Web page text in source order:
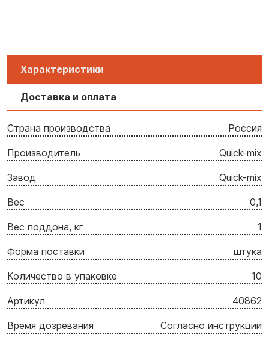
Характеристики
Доставка и оплата
Страна производства Россия
Производитель Quick-mix
Завод Quick-mix
Вес 0,1
Вес поддона, кг 1
Форма поставки штука
Количество в упаковке 10
Артикул 40862
Время дозревания Согласно инструкции